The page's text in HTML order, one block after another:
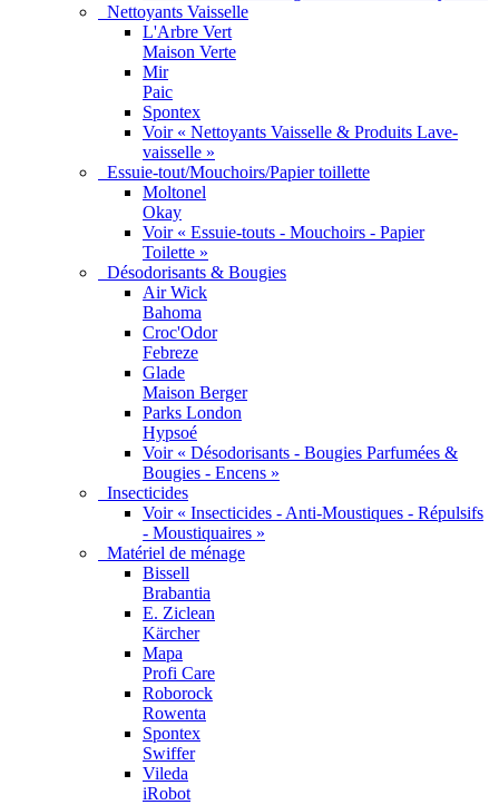
Nettoyants Vaisselle
L'Arbre Vert
Maison Verte
Mir
Paic
Spontex
Voir « Nettoyants Vaisselle & Produits Lave-
vaisselle »
Essuie-tout/Mouchoirs/Papier toillette
Moltonel
Okay
Voir « Essuie-touts - Mouchoirs - Papier
Toilette »
Désodorisants & Bougies
Air Wick
Bahoma
Croc'Odor
Febreze
Glade
Maison Berger
Parks London
Hypsoé
Voir « Désodorisants - Bougies Parfumées &
Bougies - Encens »
Insecticides
Voir « Insecticides - Anti-Moustiques - Répulsifs
- Moustiquaires »
Matériel de ménage
Bissell
Brabantia
E. Ziclean
Kärcher
Mapa
Profi Care
Roborock
Rowenta
Spontex
Swiffer
Vileda
iRobot